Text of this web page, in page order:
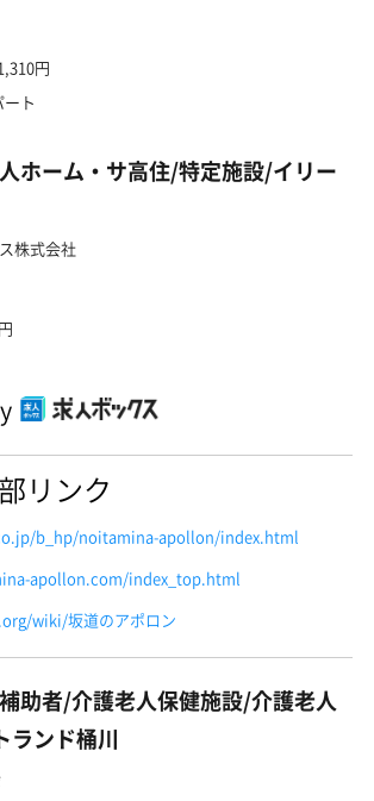
円
ト
ホーム・サ高住/特定施設/イリー
株式会社
リンク
b_hp/noitamina-apollon/index.html
apollon.com/index_top.html
wiki/坂道のアポロン
助者/介護老人保健施設/介護老人
ランド桶川